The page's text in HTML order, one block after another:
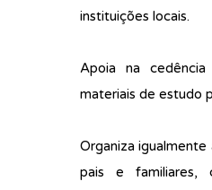
instituições locais.
Apoia na
materiais de estudo
Organiza igualmente
pais e familiares,